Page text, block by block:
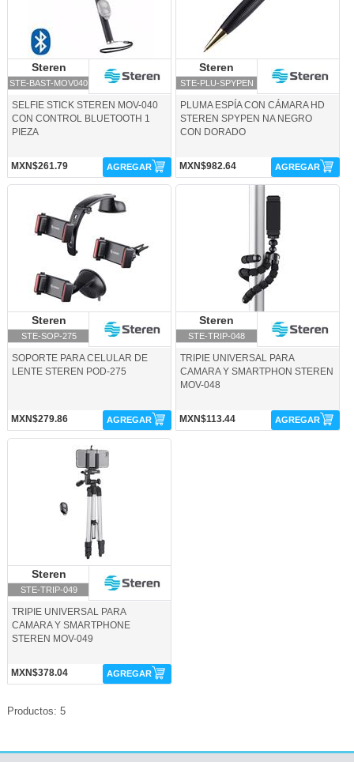
Steren
STE-BAST-MOV040
SELFIE STICK STEREN MOV-040
CON CONTROL BLUETOOTH 1
PIEZA
MXN$261.79 AGREGAR
Steren
STE-PLU-SPYPEN
PLUMA ESPÍA CON CÁMARA HD
STEREN SPYPEN NA NEGRO
CON DORADO
MXN$982.64 AGREGAR
Steren
STE-SOP-275
SOPORTE PARA CELULAR DE
LENTE STEREN POD-275
MXN$279.86 AGREGAR
Steren
STE-TRIP-048
TRIPIE UNIVERSAL PARA
CAMARA Y SMARTPHON STEREN
MOV-048
MXN$113.44 AGREGAR
STE-TRIP-049-Steren
Steren
STE-TRIP-049
TRIPIE UNIVERSAL PARA
CAMARA Y SMARTPHONE
STEREN MOV-049
MXN$378.04 AGREGAR
Productos: 5